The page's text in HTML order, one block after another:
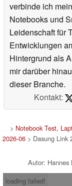
verbinde ich
Notebooks und
Leidenschaft für
Entwicklungen
Hintergrund als
mir darüber
dieser Branche.
Kontakt:
> Notebook Test,
2026-06> Dasung Link
Autor: Hannes
loading failed!